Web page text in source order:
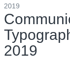
2019
2019